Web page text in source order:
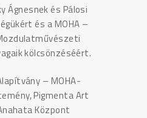
Ágnesnek és Pálosi
és a MOHA –
kölcsönzéséért.
– MOHA-
Pigmenta Art
Központ